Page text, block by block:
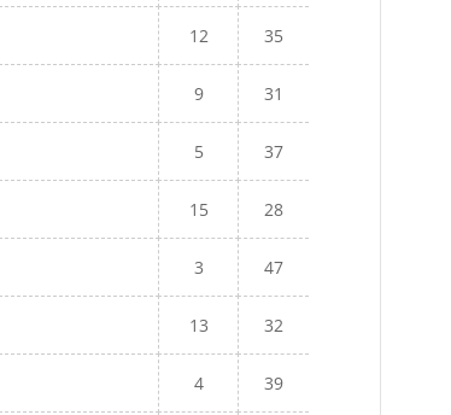
12 35
9 31
5 37
15 28
3 47
13 32
4 39